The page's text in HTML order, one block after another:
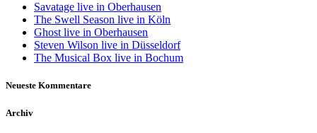
Savatage live in Oberhausen
The Swell Season live in Köln
Ghost live in Oberhausen
Steven Wilson live in Düsseldorf
The Musical Box live in Bochum
Neueste Kommentare
Archiv